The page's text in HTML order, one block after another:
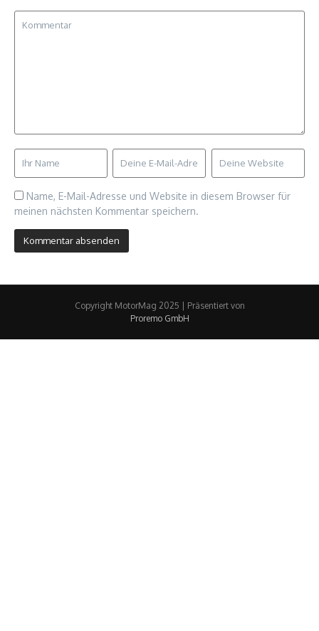
Name, E-Mail-Adresse und Website in diesem Browser für
meinen nächsten Kommentar speichern.
Copyright MotorMag 2025 | Präsentiert von
Proremo GmbH